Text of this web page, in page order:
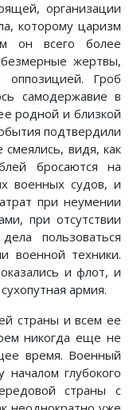
организации
которому царизм
он всего более
жертвы,
оппозицией. Гроб
самодержавие в
родной и близкой
подтвердили
видя, как
бросаются на
военных судов, и
при неумении
при отсутствии
пользоваться
военной техники.
и флот, и
армия.
страны и всем ее
никогда еще не
время. Военный
глубокого
страны с